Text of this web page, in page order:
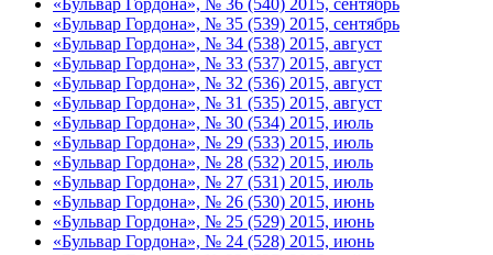
«Бульвар Гордона», № 35 (539) 2015, сентябрь
«Бульвар Гордона», № 34 (538) 2015, август
«Бульвар Гордона», № 33 (537) 2015, август
«Бульвар Гордона», № 32 (536) 2015, август
«Бульвар Гордона», № 31 (535) 2015, август
«Бульвар Гордона», № 30 (534) 2015, июль
«Бульвар Гордона», № 29 (533) 2015, июль
«Бульвар Гордона», № 28 (532) 2015, июль
«Бульвар Гордона», № 27 (531) 2015, июль
«Бульвар Гордона», № 26 (530) 2015, июнь
«Бульвар Гордона», № 25 (529) 2015, июнь
«Бульвар Гордона», № 24 (528) 2015, июнь